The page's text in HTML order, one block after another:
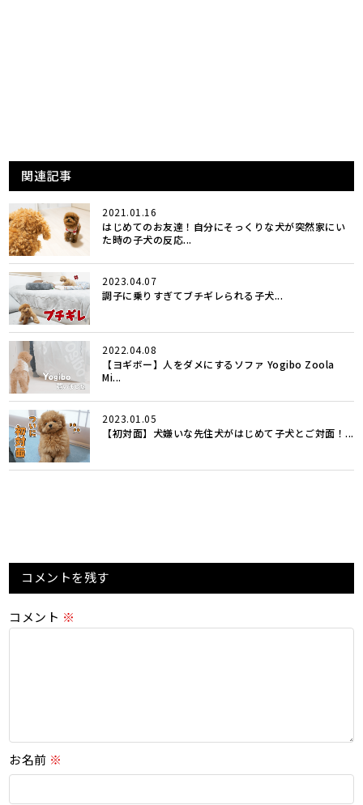
関連記事
2021.01.16
はじめてのお友達！自分にそっくりな犬が突然家にい
た時の子犬の反応...
2023.04.07
調子に乗りすぎてブチギレられる子犬...
2022.04.08
【ヨギボー】人をダメにするソファ Yogibo Zoola
Mi...
2023.01.05
【初対面】犬嫌いな先住犬がはじめて子犬とご対面！...
コメントを残す
コメント ※
お名前 ※